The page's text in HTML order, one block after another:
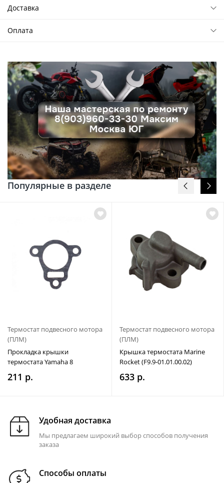
Доставка
Оплата
Популярные в разделе
Термостат подвесного мотора
(ПЛМ)
Прокладка крышки
термостата Yamaha 8
211 р.
Термостат подвесного мотора
(ПЛМ)
Крышка термостата Marine
Rocket (F9.9-01.01.00.02)
633 р.
Удобная доставка
Мы предлагаем широкий выбор способов получения
заказа
Способы оплаты